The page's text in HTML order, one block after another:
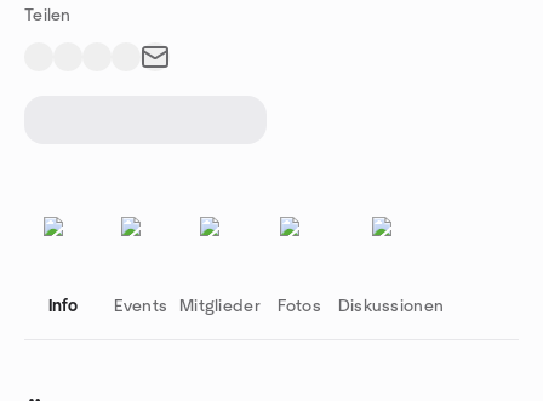
Teilen
Info Events Mitglieder Fotos Diskussionen